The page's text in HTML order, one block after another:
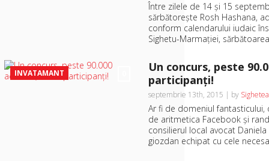
Între zilele de 14 şi 15
sărbătoreşte Rosh Hashana,
conform calendarului iudaic
Sighetu-Marmaţiei,
INVATAMANT
Un concurs, peste
participanţi!
septembrie 13th, 2015 | by
Ar fi de domeniul
de aritmetica Facebook şi
consilierul local avocat
giozdan echipat cu cele